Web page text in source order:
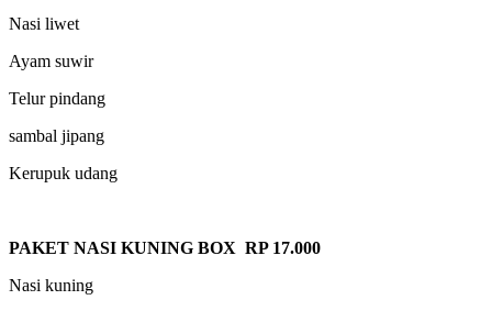
Nasi liwet
Ayam suwir
Telur pindang
sambal jipang
Kerupuk udang
PAKET NASI KUNING BOX RP 17.000
Nasi kuning